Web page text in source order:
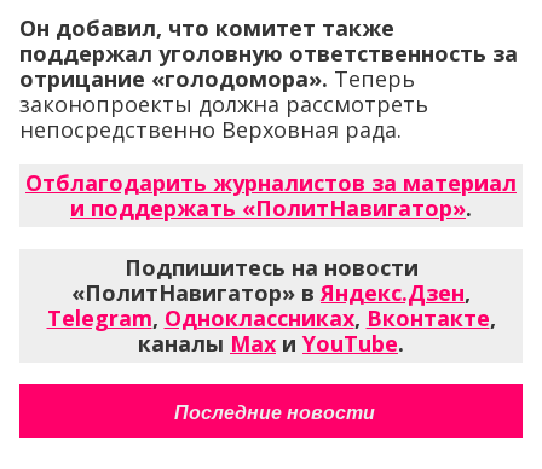
Он добавил, что комитет также
поддержал уголовную ответственность за
отрицание «голодомора». Теперь
законопроекты должна рассмотреть
непосредственно Верховная рада.
Отблагодарить журналистов за материал
и поддержать «ПолитНавигатор».
Подпишитесь на новости
«ПолитНавигатор» вЯндекс.Дзен,
Telegram, Одноклассниках, Вконтакте,
каналы Max и YouTube.
Последние новости